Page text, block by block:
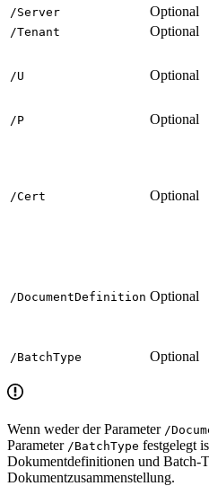
/Server Optional
/Tenant Optional
/U Optional
/P Optional
/Cert Optional
/DocumentDefinition Optional
/BatchType Optional
Wenn weder der Parameter /
Parameter /BatchType festgelegt
Dokumentdefinitionen und Batch-
Dokumentzusammenstellung.